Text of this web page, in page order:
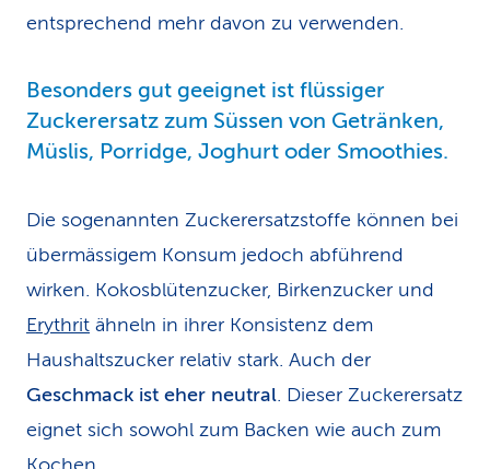
entsprechend mehr davon zu verwenden.
Besonders gut geeignet ist flüssiger
Zuckerersatz zum Süssen von Getränken,
Müslis, Porridge, Joghurt oder Smoothies.
Die sogenannten Zuckerersatzstoffe können bei
übermässigem Konsum jedoch abführend
wirken. Kokosblütenzucker, Birkenzucker und
Erythrit ähneln in ihrer Konsistenz dem
Haushaltszucker relativ stark. Auch der
Geschmack ist eher neutral. Dieser Zuckerersatz
eignet sich sowohl zum Backen wie auch zum
Kochen.